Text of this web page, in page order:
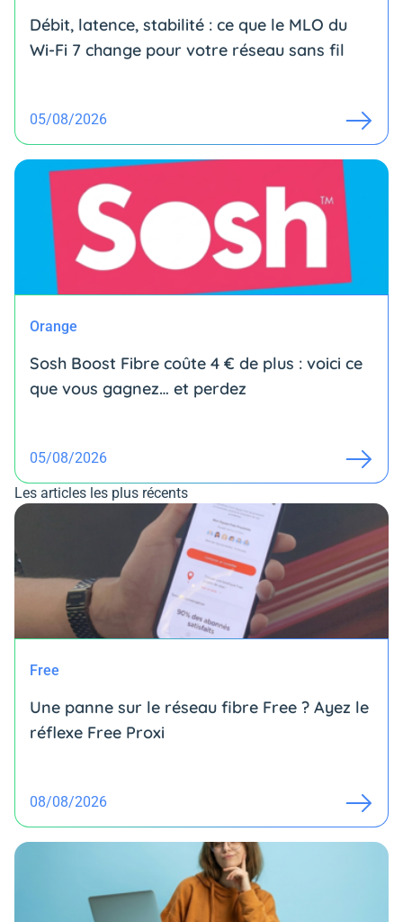
Débit, latence, stabilité : ce que le MLO du
Wi-Fi 7 change pour votre réseau sans fil
05/08/2026
Orange
Sosh Boost Fibre coûte 4 € de plus : voici ce
que vous gagnez… et perdez
05/08/2026
Les articles les plus récents
Free
Une panne sur le réseau fibre Free ? Ayez le
réflexe Free Proxi
08/08/2026